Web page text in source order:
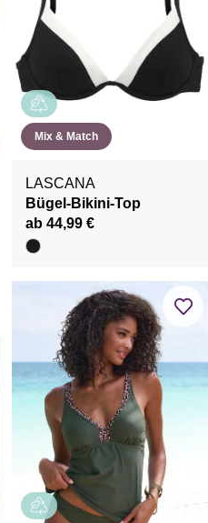
Mix & Match
LASCANA
Bügel-Bikini-Top
ab 44,99 €